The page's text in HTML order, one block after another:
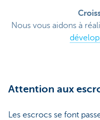
Nous vous aidons à
Attention aux
Les escrocs se font